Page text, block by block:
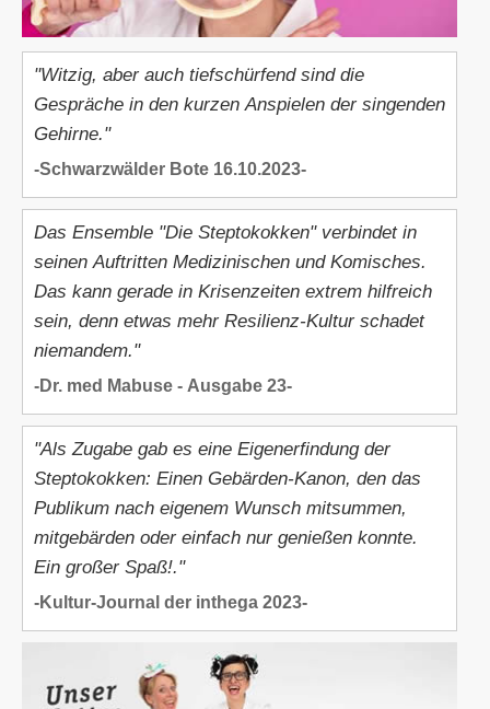
"Witzig, aber auch tiefschürfend sind die
Gespräche in den kurzen Anspielen der singenden
Gehirne."
-Schwarzwälder Bote 16.10.2023-
Das Ensemble "Die Steptokokken" verbindet in
seinen Auftritten Medizinischen und Komisches.
Das kann gerade in Krisenzeiten extrem hilfreich
sein, denn etwas mehr Resilienz-Kultur schadet
niemandem."
-Dr. med Mabuse - Ausgabe 23-
"Als Zugabe gab es eine Eigenerfindung der
Steptokokken: Einen Gebärden-Kanon, den das
Publikum nach eigenem Wunsch mitsummen,
mitgebärden oder einfach nur genießen konnte.
Ein großer Spaß!."
-Kultur-Journal der inthega 2023-